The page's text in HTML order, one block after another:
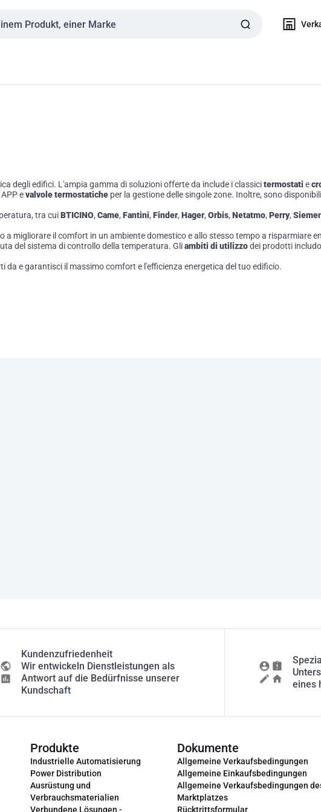
degli edifici. L'ampia gamma di soluzioni offerte da include i classicitermostati e
evalvole termostatiche per la gestione delle singole zone. Inoltre, sono
tra cuiBTICINO, Came, Fantini, Finder, Hager, Orbis, Netatmo, Perry,
migliorare il comfort in un ambiente domestico e allo stesso tempo a risparmiare
del sistema di controllo della temperatura. Gliambiti di utilizzodei prodotti
da e garantisci il massimo comfort e l'efficienza energetica del tuo edificio.
Kundenzufriedenheit
Wir entwickeln Dienstleistungen als
Antwort auf die Bedürfnisse unserer
Kundschaft
eines
Produkte
Industrielle Automatisierung
Power Distribution
Ausrüstung und
Verbrauchsmaterialien
Verbundene Lösungen -
Dokumente
Allgemeine Verkaufsbedingungen
Allgemeine Einkaufsbedingungen
Allgemeine Verkaufsbedingungen
Marktplatzes
Rücktrittsformular